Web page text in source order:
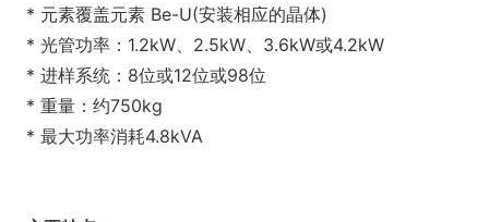
* 元素覆盖元素 Be-U(安装相应的晶体)
* 光管功率：1.2kW、2.5kW、3.6kW或4.2kW
* 进样系统：8位或12位或98位
* 重量：约750kg
* 最大功率消耗4.8kVA